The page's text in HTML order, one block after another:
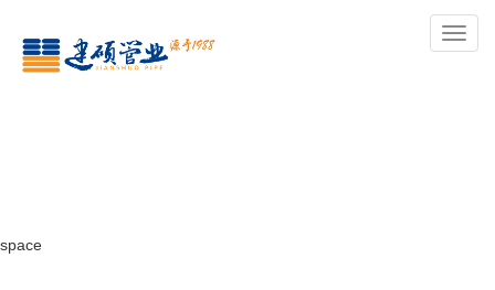
导
space